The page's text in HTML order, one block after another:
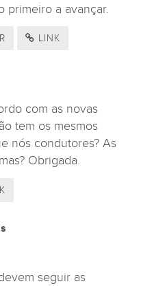
primeiro a avançar.
LINK
com as novas
tem os mesmos
nós condutores? As
Obrigada.
seguir as